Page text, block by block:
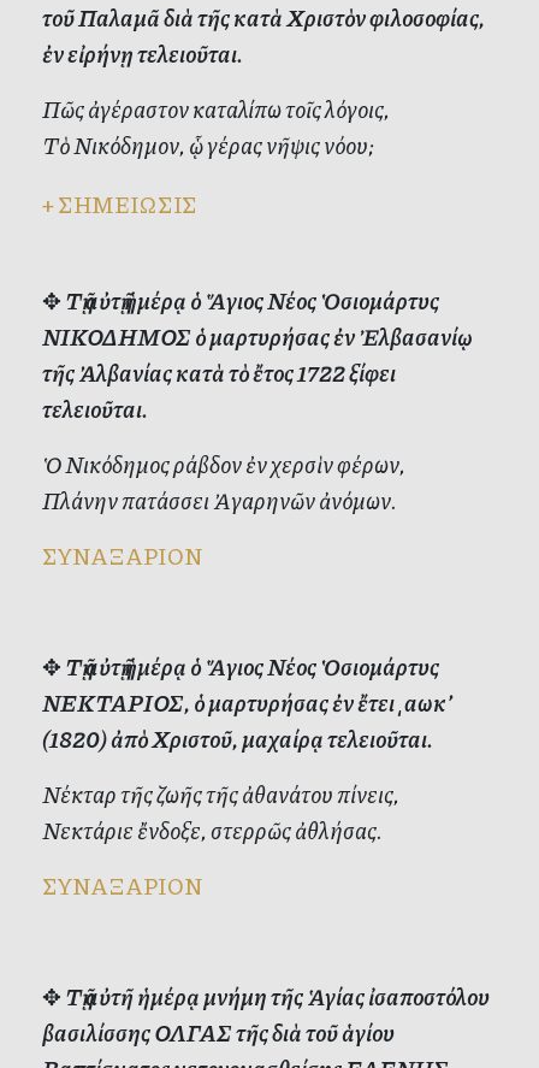
τοῦ Παλαμᾶ διὰ τῆς κατὰ Χριστὸν φιλοσοφίας,
ἐν εἰρήνῃ τελειοῦται.
Πῶς ἀγέραστον καταλίπω τοῖς λόγοις,
Τὸ Νικόδημον, ᾧ γέρας νῆψις νόου;
+ΣΗΜΕΙΩΣΙΣ
✥Τῇ αὐτῇ ἡμέρᾳ ὁ Ἅγιος Νέος Ὁσιομάρτυς
ΝΙΚΟΔΗΜΟΣ ὁ μαρτυρήσας ἐν Ἐλβασανίῳ
τῆς Ἀλβανίας κατὰ τὸ ἔτος 1722 ξίφει
τελειοῦται.
Ὁ Νικόδημος ράβδον ἐν χερσὶν φέρων,
Πλάνην πατάσσει Ἀγαρηνῶν ἀνόμων.
ΣΥΝΑΞΑΡΙΟΝ
✥Τῇ αὐτῇ ἡμέρᾳ ὁ Ἅγιος Νέος Ὁσιομάρτυς
ΝΕΚΤΑΡΙΟΣ, ὁ μαρτυρήσας ἐν ἔτει ͵αωκ’
(1820) ἀπὸ Χριστοῦ, μαχαίρᾳ τελειοῦται.
Νέκταρ τῆς ζωῆς τῆς ἀθανάτου πίνεις,
Νεκτάριε ἔνδοξε, στερρῶς ἀθλήσας.
ΣΥΝΑΞΑΡΙΟΝ
✥Τῇ αὐτῆ ἡμέρᾳ μνήμη τῆς Ἁγίας ἰσαποστόλου
βασιλίσσης ΟΛΓΑΣ τῆς διὰ τοῦ ἁγίου